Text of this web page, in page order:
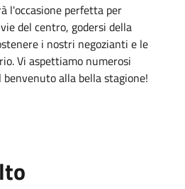
l'occasione perfetta per
del centro, godersi della
i nostri negozianti e le
Vi aspettiamo numerosi
alla bella stagione!